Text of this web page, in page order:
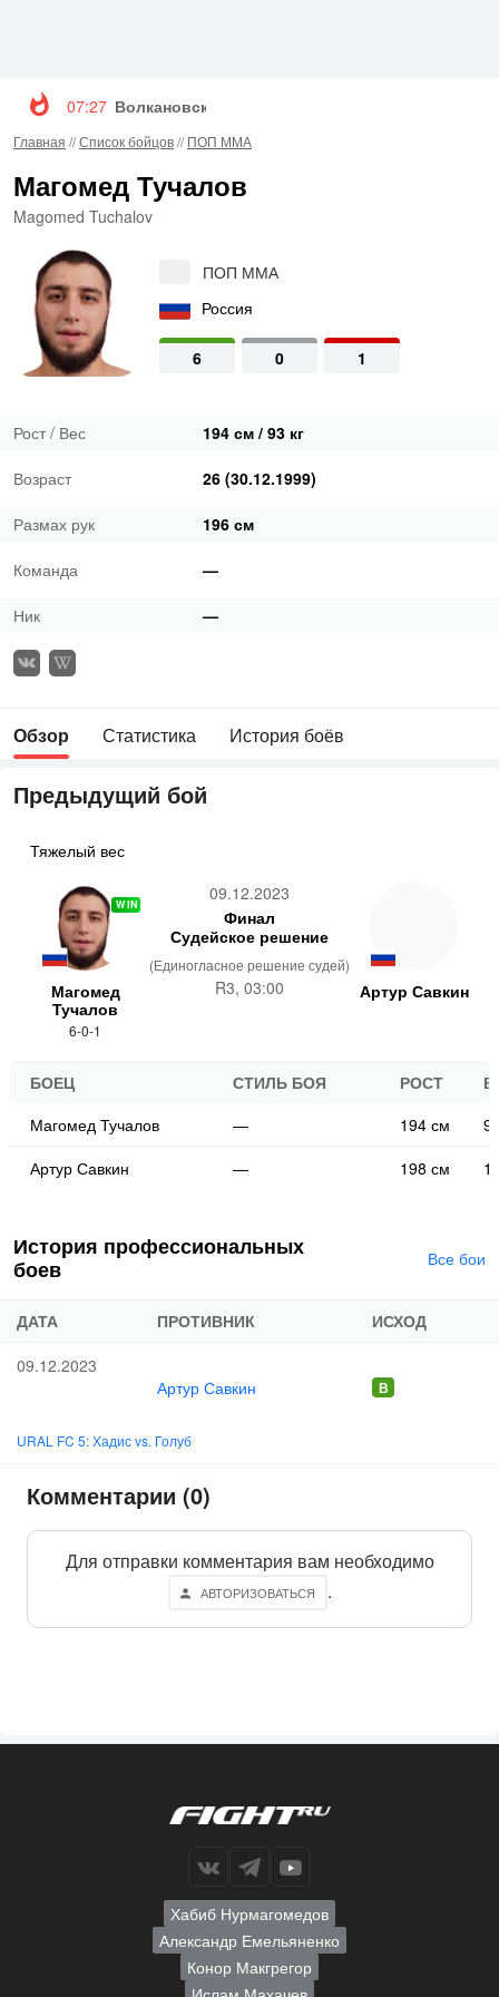
07:27 Волкановски и Евлоев возглавят турнир UFC
Главная //Список бойцов//ПОП ММА
Магомед Тучалов
Magomed Tuchalov
ПОП ММА
Россия
6 0 1
Рост / Вес 194 см / 93 кг
Возраст 26 (30.12.1999)
Размах рук 196 см
Команда —
Ник —
Обзор Статистика История боёв
Предыдущий бой
Тяжелый вес
WIN
Магомед
Тучалов
6-0-1
09.12.2023
Финал
Судейское решение
(Единогласное решение судей)
R3, 03:00 Артур Савкин
БОЕЦ СТИЛЬ БОЯ РОСТ
Магомед Тучалов
— 194 см
Артур Савкин
— 198 см
История профессиональных
боев
Все бои
ДАТА ПРОТИВНИК
ИСХОД
09.12.2023
Артур Савкин
URAL FC 5: Хадис vs. Голуб
Комментарии (0)
Для отправки комментария вам необходимо
АВТОРИЗОВАТЬСЯ .
Хабиб Нурмагомедов
Александр Емельяненко
Конор Макгрегор